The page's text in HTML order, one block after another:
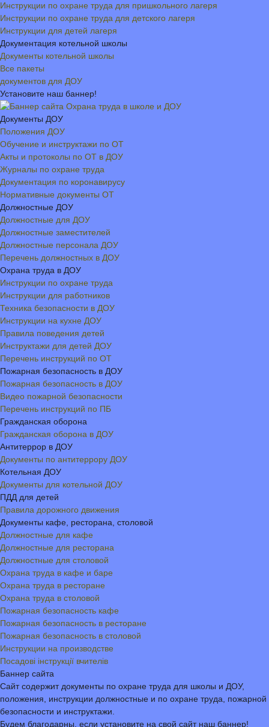
Инструкции по охране труда для пришкольного лагеря
Инструкции по охране труда для детского лагеря
Инструкции для детей лагеря
Документация котельной школы
Документы котельной школы
Все пакеты
документов для ДОУ
Установите наш баннер!
Документы ДОУ
Положения ДОУ
Обучение и инструктажи по ОТ
Акты и протоколы по ОТ в ДОУ
Журналы по охране труда
Документация по коронавирусу
Нормативные документы ОТ
Должностные ДОУ
Должностные для ДОУ
Должностные заместителей
Должностные персонала ДОУ
Перечень должностных в ДОУ
Охрана труда в ДОУ
Инструкции по охране труда
Инструкции для работников
Техника безопасности в ДОУ
Инструкции на кухне ДОУ
Правила поведения детей
Инструктажи для детей ДОУ
Перечень инструкций по ОТ
Пожарная безопасность в ДОУ
Пожарная безопасность в ДОУ
Видео пожарной безопасности
Перечень инструкций по ПБ
Гражданская оборона
Гражданская оборона в ДОУ
Антитеррор в ДОУ
Документы по антитеррору ДОУ
Котельная ДОУ
Документы для котельной ДОУ
ПДД для детей
Правила дорожного движения
Документы кафе, ресторана, столовой
Должностные для кафе
Должностные для ресторана
Должностные для столовой
Охрана труда в кафе и баре
Охрана труда в ресторане
Охрана труда в столовой
Пожарная безопасность кафе
Пожарная безопасность в ресторане
Пожарная безопасность в столовой
Инструкции на производстве
Посадові інструкції вчителів
Баннер сайта
Сайт содержит документы по охране труда для школы и ДОУ,
положения, инструкции должностные и по охране труда, пожарной
безопасности и инструктажи.
Будем благодарны, если установите на свой сайт наш баннер!